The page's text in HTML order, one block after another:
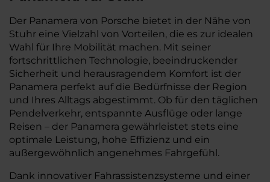
Der Panamera von Porsche bietet in der Nähe von
Stuhr eine Vielzahl von Vorteilen, die es zur idealen
Wahl für Ihre Mobilität machen. Mit seiner
fortschrittlichen Technologie, beeindruckender
Sicherheit und herausragendem Komfort ist der
Panamera perfekt auf die Bedürfnisse der Region
und Ihres Alltags abgestimmt. Ob für den täglichen
Pendelverkehr, entspannte Ausflüge oder lange
Reisen – der Panamera gewährleistet stets eine
optimale Leistung, hohe Effizienz und ein
außergewöhnlich angenehmes Fahrgefühl.
Dank innovativer Fahrassistenzsysteme und einer